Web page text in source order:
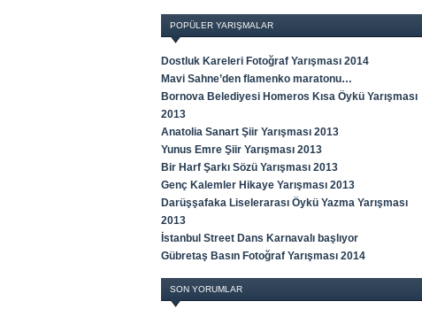
POPÜLER YARIŞMALAR
Dostluk Kareleri Fotoğraf Yarışması 2014
Mavi Sahne’den flamenko maratonu…
Bornova Belediyesi Homeros Kısa Öykü Yarışması
2013
Anatolia Sanart Şiir Yarışması 2013
Yunus Emre Şiir Yarışması 2013
Bir Harf Şarkı Sözü Yarışması 2013
Genç Kalemler Hikaye Yarışması 2013
Darüşşafaka Liselerarası Öykü Yazma Yarışması
2013
İstanbul Street Dans Karnavalı başlıyor
Gübretaş Basın Fotoğraf Yarışması 2014
SON YORUMLAR